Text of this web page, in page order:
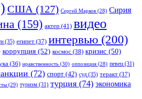
США (127) Сергей Марков (28) Сирия
(159) актер (41) видео
(35) египет (37) интервью (200)
коррупция (52) космос (38) кризис (50)
(36) нравственность (30) оппозиция (28) певец (31)
(72) спорт (42) суд (35) теракт (37)
(29) туризм (31) турция (74) экономика